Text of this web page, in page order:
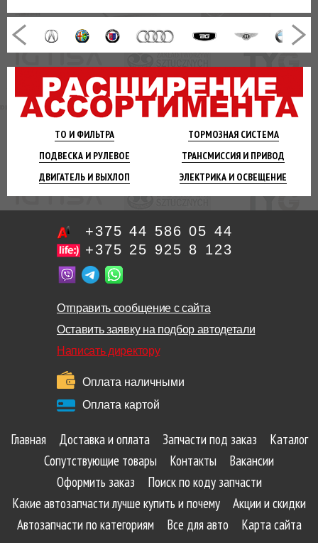
ТО И ФИЛЬТРА ТОРМОЗНАЯСИСТЕМА
ПОДВЕСКА И РУЛЕВОЕ ТРАНСМИССИЯ И ПРИВОД
ДВИГАТЕЛЬ И ВЫХЛОП ЭЛЕКТРИКА И ОСВЕЩЕНИЕ
+375 44 586 05 44
+375 25 925 8 123
Отправить сообщение с сайта
Оставить заявку на подбор автодетали
Написать директору
Оплата наличными
Оплата картой
Главная Доставка и оплата Запчасти под заказ
Каталог
Сопутствующие товары
Контакты
Вакансии
Оформить заказ
Поиск по коду запчасти
Какие автозапчасти лучше купить и почему
Акции и скидки
Автозапчасти по категориям
Все для авто Карта сайта